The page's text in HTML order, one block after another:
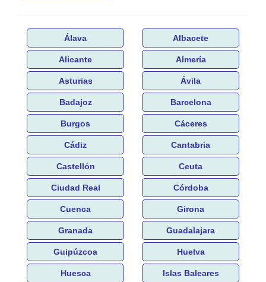
Álava Albacete
Alicante Almería
Asturias Ávila
Badajoz Barcelona
Burgos Cáceres
Cádiz Cantabria
Castellón Ceuta
Ciudad Real Córdoba
Cuenca Girona
Granada Guadalajara
Guipúzcoa Huelva
Huesca Islas Baleares